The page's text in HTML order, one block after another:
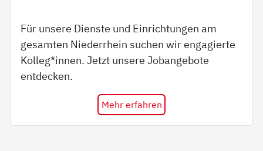
Für unsere Dienste und Einrichtungen am
gesamten Niederrhein suchen wir engagierte
Kolleg*innen. Jetzt unsere Jobangebote
entdecken.
Mehr erfahren